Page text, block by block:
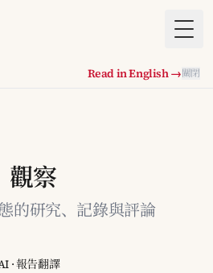
Read in English →關閉
觀察
的研究、記錄與評論
·報告翻譯